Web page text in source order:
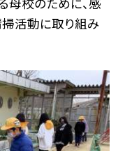
活動に取り組み